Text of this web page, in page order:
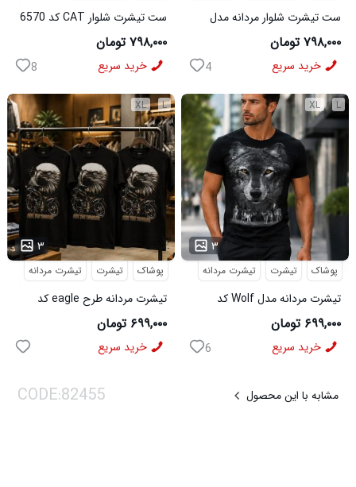
ست تیشرت شلوار CAT کد 6570
۷۹۸,۰۰۰ تومان
خرید سریع 8
ست تیشرت شلوار مردانه مدل
Adidas کد 6569
۷۹۸,۰۰۰ تومان
خرید سریع 4
L
XL
۳ ...
پوشاک تیشرت تیشرت مردانه
تیشرت مردانه طرح eagle کد
6545
۶۹۹,۰۰۰ تومان
خرید سریع
L
XL
۳
پوشاک تیشرت تیشرت مردانه
تیشرت مردانه مدل Wolf کد
5631
۶۹۹,۰۰۰ تومان
خرید سریع 6
مشابه با این محصول